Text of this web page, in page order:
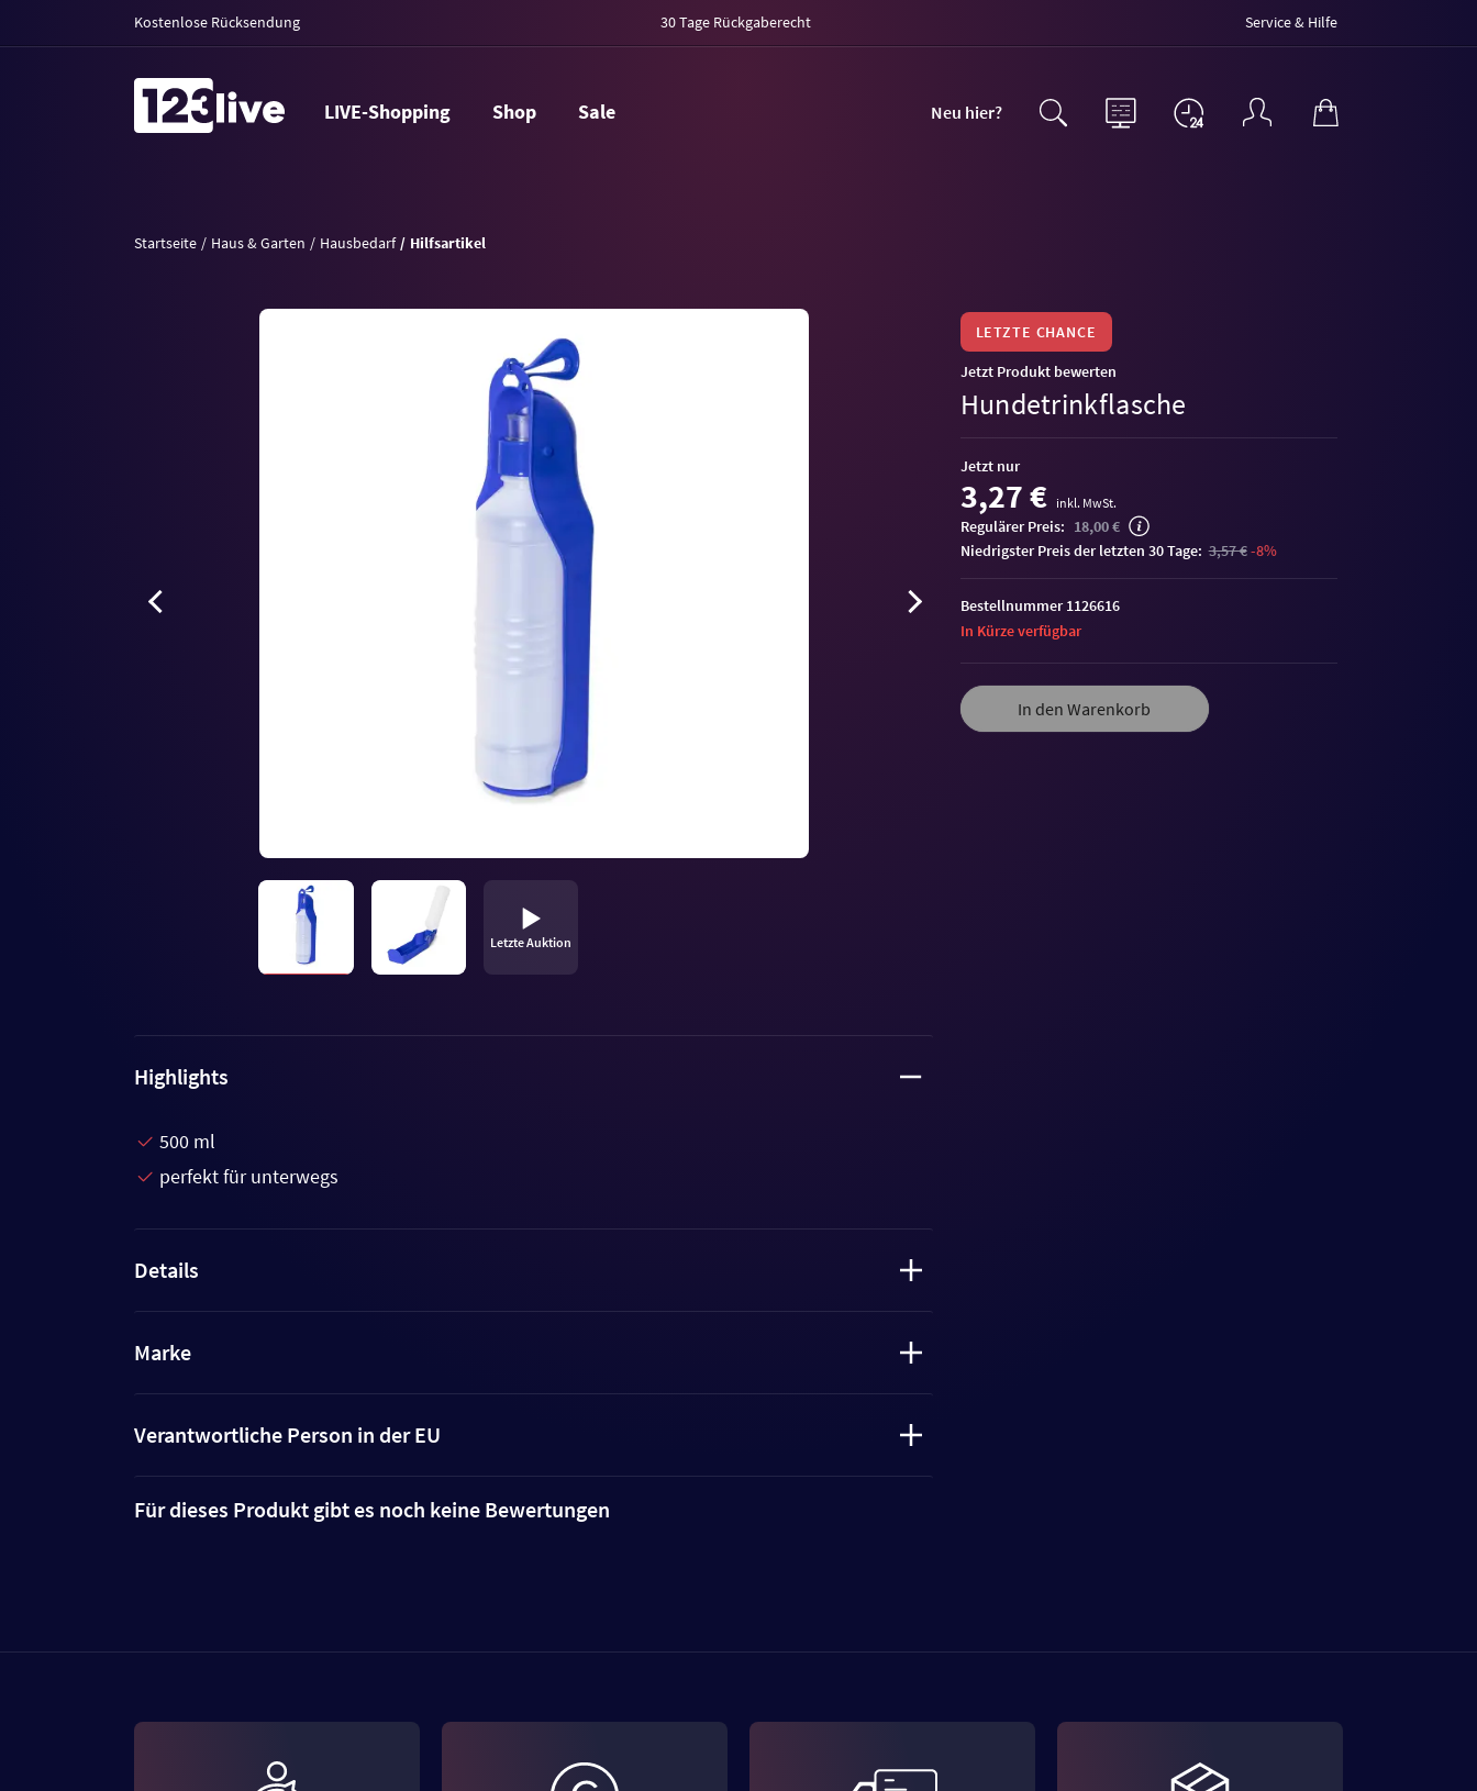
Kostenlose Rücksendung 30 Tage Rückgaberecht Service & Hilfe
LIVE-Shopping Shop Sale Neu hier?
Startseite Haus & Garten Hausbedarf Hilfsartikel
Letzte Auktion
LETZTE CHANCE
Jetzt Produkt bewerten
Hundetrinkflasche
Jetzt nur
3,27 € inkl. MwSt.
Regulärer Preis: 18,00 €
niedrigster Preis der letzten 30 Tage: 3,57 €-8%
In den Warenkorb
Bestellnummer 1126616
In Kürze verfügbar
Highlights
500 ml
perfekt für unterwegs
Details
Marke
Verantwortliche Person in der EU
Für dieses Produkt gibt es noch keine Bewertungen